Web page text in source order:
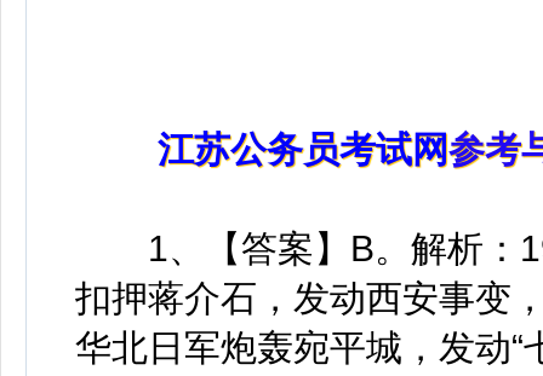
江苏公务员考试网参考
1、【答案】B。解析：
扣押蒋介石，发动西安事变
华北日军炮轰宛平城，发动“